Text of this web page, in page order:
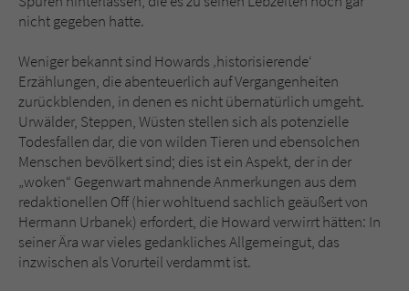
nicht gegeben hatte.
Weniger bekannt sind Howards ‚historisierende‘
Erzählungen, die abenteuerlich auf Vergangenheiten
zurückblenden, in denen es nicht übernatürlich umgeht.
Urwälder, Steppen, Wüsten stellen sich als potenzielle
Todesfallen dar, die von wilden Tieren und ebensolchen
Menschen bevölkert sind; dies ist ein Aspekt, der in der
„woken“ Gegenwart mahnende Anmerkungen aus dem
redaktionellen Off (hier wohltuend sachlich geäußert von
Hermann Urbanek) erfordert, die Howard verwirrt hätten: In
seiner Ära war vieles gedankliches Allgemeingut, das
inzwischen als Vorurteil verdammt ist.